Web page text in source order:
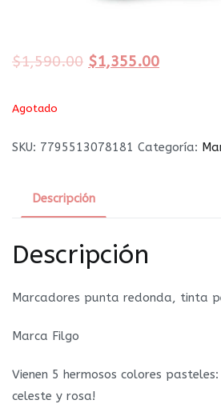
$1,590.00 $1,355.00
Agotado
SKU: 7795513078181 Categoría:
Descripción
Descripción
Marcadores punta redonda, tinta
Marca Filgo
Vienen 5 hermosos colores
celeste y rosa!